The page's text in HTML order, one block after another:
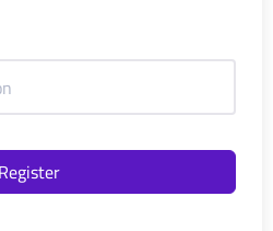
Register